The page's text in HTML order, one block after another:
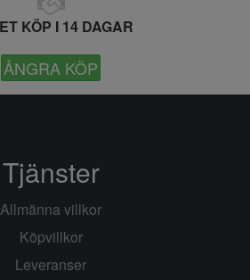
KÖP I 14 DAGAR
ÅNGRA KÖP
Tjänster
Allmänna villkor
Köpvillkor
Leveranser